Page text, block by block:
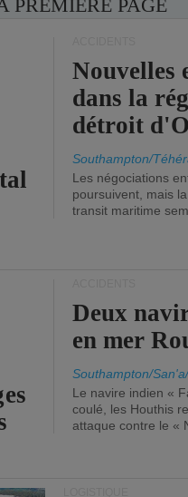
PREMIÈRE PAGE
Nouvelles
dans la
détroit
Southampton/
Les négociations
poursuivent, mais
transit maritime
Deux
en mer
Southampton/
Le navire indien «
coulé, les Houthis
attaque contre le «